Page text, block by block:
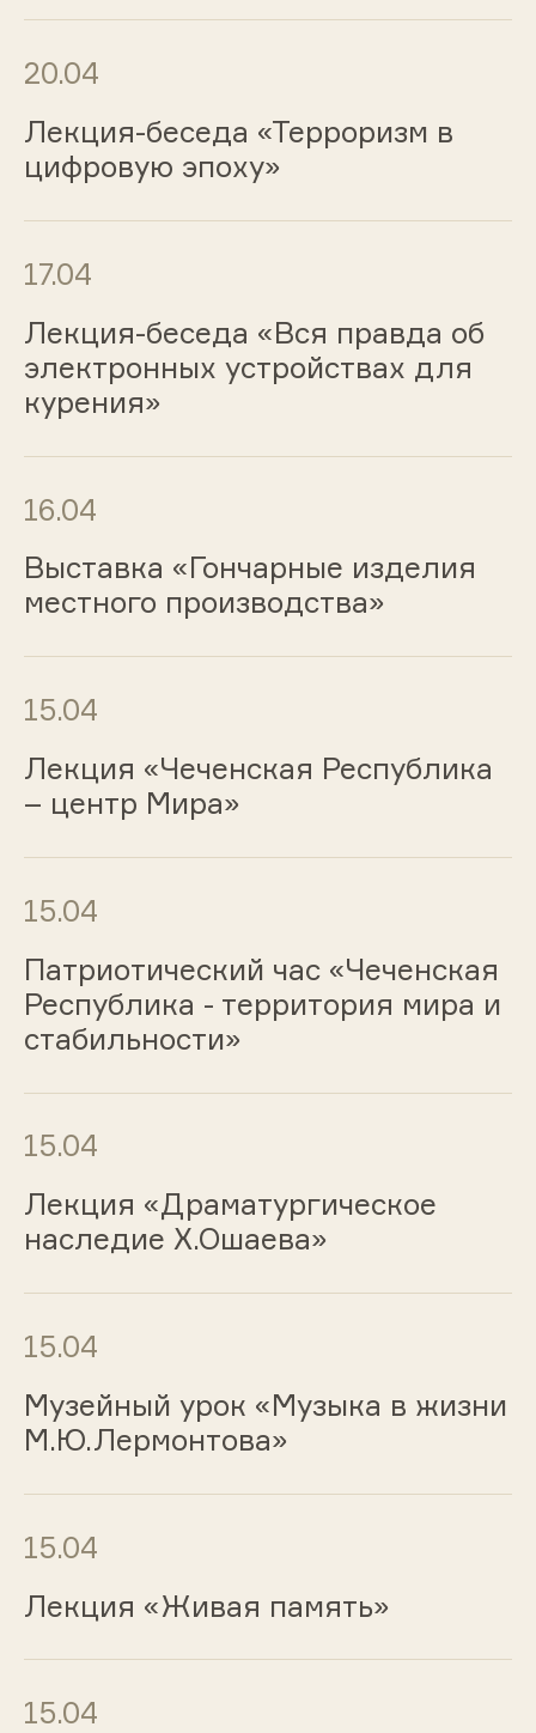
20.04
Лекция-беседа «Терроризм в
цифровую эпоху»
17.04
Лекция-беседа «Вся правда об
электронных устройствах для
курения»
16.04
Выставка «Гончарные изделия
местного производства»
15.04
Лекция «Чеченская Республика
– центр Мира»
15.04
Патриотический час «Чеченская
Республика - территория мира и
стабильности»
15.04
Лекция «Драматургическое
наследие Х.Ошаева»
15.04
Музейный урок «Музыка в жизни
М.Ю.Лермонтова»
15.04
Лекция «Живая память»
15.04